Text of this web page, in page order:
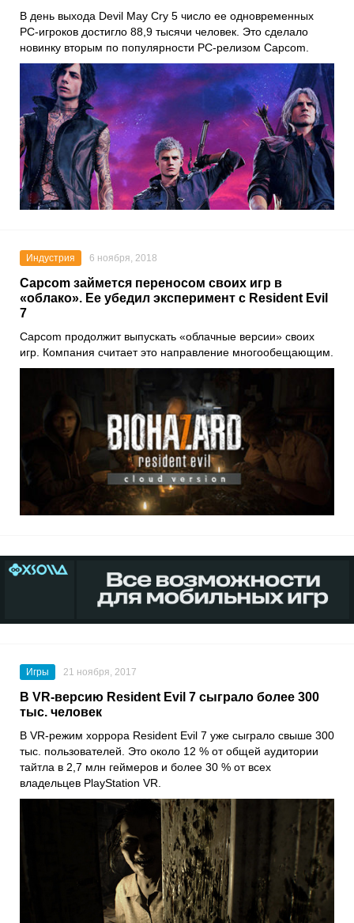
В день выхода Devil May Cry 5 число ее одновременных
PC-игроков достигло 88,9 тысячи человек. Это сделало
новинку вторым по популярности PC-релизом Capcom.
Индустрия 6 ноября, 2018
Capcom займется переносом своих игр в
«облако». Ее убедил эксперимент с Resident Evil
7
Capcom продолжит выпускать «облачные версии» своих
игр. Компания считает это направление многообещающим.
Игры 21 ноября, 2017
В VR-версию Resident Evil 7 сыграло более 300
тыс. человек
В VR-режим хоррора Resident Evil 7 уже сыграло свыше 300
тыс. пользователей. Это около 12 % от общей аудитории
тайтла в 2,7 млн геймеров и более 30 % от всех
владельцев PlayStation VR.